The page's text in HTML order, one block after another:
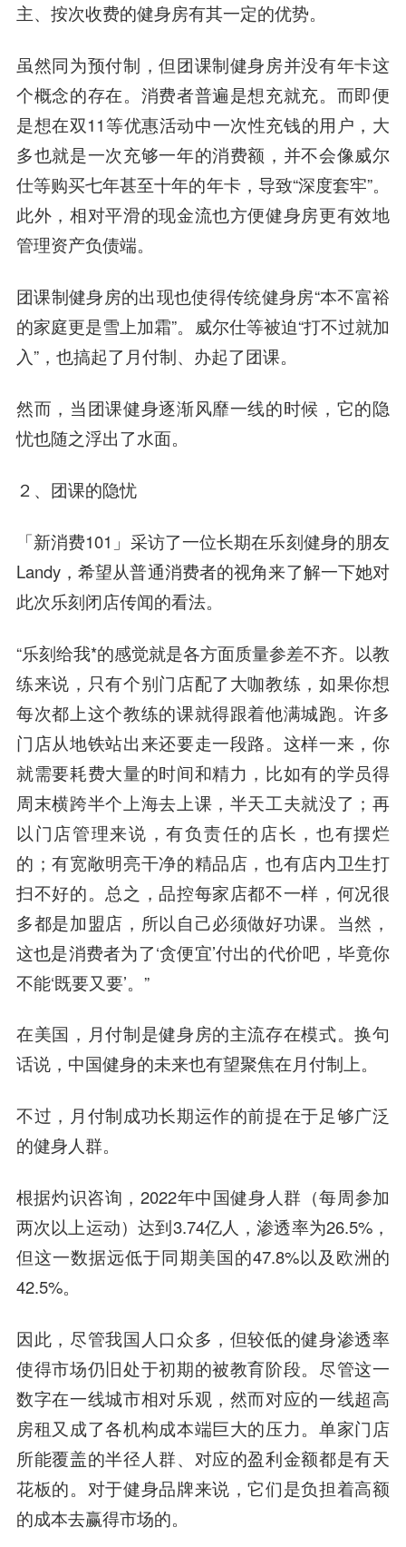
主、按次收费的健身房有其一定的优势。
虽然同为预付制，但团课制健身房并没有年卡这
个概念的存在。消费者普遍是想充就充。而即便
是想在双11等优惠活动中一次性充钱的用户，大
多也就是一次充够一年的消费额，并不会像威尔
仕等购买七年甚至十年的年卡，导致“深度套牢”。
此外，相对平滑的现金流也方便健身房更有效地
管理资产负债端。
团课制健身房的出现也使得传统健身房“本不富裕
的家庭更是雪上加霜”。威尔仕等被迫“打不过就加
入”，也搞起了月付制、办起了团课。
然而，当团课健身逐渐风靡一线的时候，它的隐
忧也随之浮出了水面。
２、团课的隐忧
「新消费101」采访了一位长期在乐刻健身的朋友
Landy，希望从普通消费者的视角来了解一下她对
此次乐刻闭店传闻的看法。
“乐刻给我*的感觉就是各方面质量参差不齐。以教
练来说，只有个别门店配了大咖教练，如果你想
每次都上这个教练的课就得跟着他满城跑。许多
门店从地铁站出来还要走一段路。这样一来，你
就需要耗费大量的时间和精力，比如有的学员得
周末横跨半个上海去上课，半天工夫就没了；再
以门店管理来说，有负责任的店长，也有摆烂
的；有宽敞明亮干净的精品店，也有店内卫生打
扫不好的。总之，品控每家店都不一样，何况很
多都是加盟店，所以自己必须做好功课。当然，
这也是消费者为了‘贪便宜’付出的代价吧，毕竟你
不能‘既要又要’。”
在美国，月付制是健身房的主流存在模式。换句
话说，中国健身的未来也有望聚焦在月付制上。
不过，月付制成功长期运作的前提在于足够广泛
的健身人群。
根据灼识咨询，2022年中国健身人群（每周参加
两次以上运动）达到3.74亿人，渗透率为26.5%，
但这一数据远低于同期美国的47.8%以及欧洲的
42.5%。
因此，尽管我国人口众多，但较低的健身渗透率
使得市场仍旧处于初期的被教育阶段。尽管这一
数字在一线城市相对乐观，然而对应的一线超高
房租又成了各机构成本端巨大的压力。单家门店
所能覆盖的半径人群、对应的盈利金额都是有天
花板的。对于健身品牌来说，它们是负担着高额
的成本去赢得市场的。